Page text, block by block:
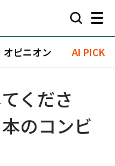
オピニオン AI PICK
くださ
のコンビ